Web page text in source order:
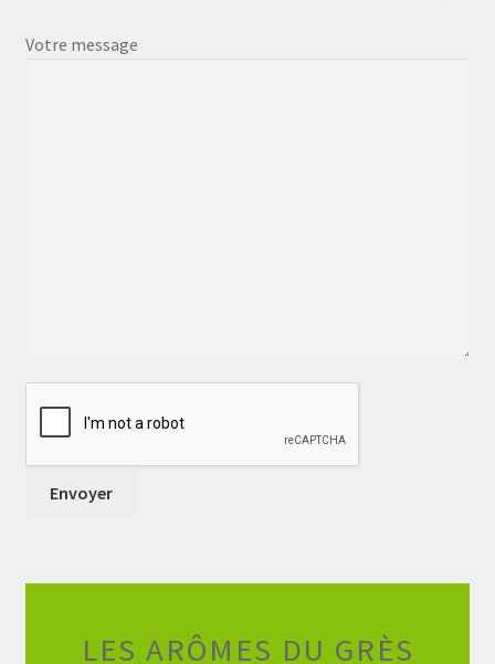
Votre message
LES ARÔMES DU GRÈS